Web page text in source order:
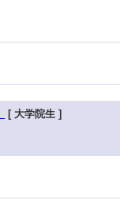
[ 大学院生 ]